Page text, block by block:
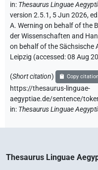
in: Thesaurus Linguae
version 2.5.1, 5 Jun 2026,
A. Werning on behalf of the
der Wissenschaften and
on behalf of the Sächsische
Leipzig (accessed:08 Aug
(Short citation) Copy
https://thesaurus-linguae-
aegyptiae.de/sentence/
in: Thesaurus Linguae
Thesaurus Linguae